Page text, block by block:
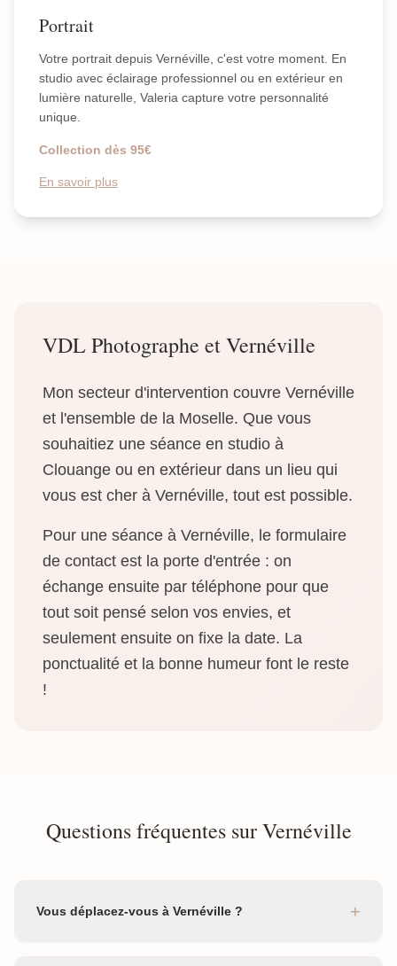
Portrait
Votre portrait depuis Vernéville, c'est votre moment. En
studio avec éclairage professionnel ou en extérieur en
lumière naturelle, Valeria capture votre personnalité
unique.
Collection dès 95€
En savoir plus
VDL Photographe et Vernéville
Mon secteur d'intervention couvre Vernéville
et l'ensemble de la Moselle. Que vous
souhaitiez une séance en studio à
Clouange ou en extérieur dans un lieu qui
vous est cher à Vernéville, tout est possible.
Pour une séance à Vernéville, le formulaire
de contact est la porte d'entrée : on
échange ensuite par téléphone pour que
tout soit pensé selon vos envies, et
seulement ensuite on fixe la date. La
ponctualité et la bonne humeur font le reste
!
Questions fréquentes sur Vernéville
Vous déplacez-vous à Vernéville ? +